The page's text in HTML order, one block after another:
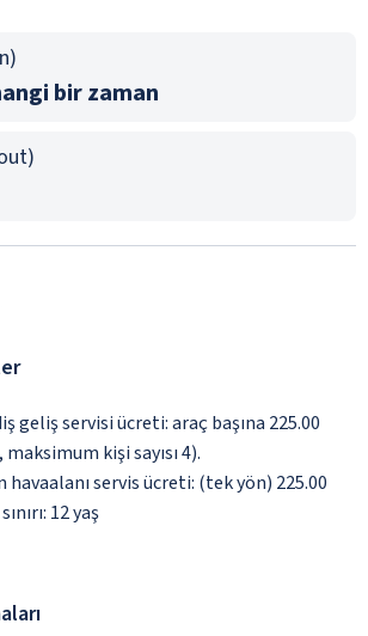
bir zaman
geliş servisi ücreti: araç başına 225.00
kişi sayısı 4).
havaalanı servis ücreti: (tek yön) 225.00
12 yaş